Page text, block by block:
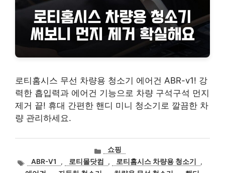
로티홈시스 무선 차량용 청소기 에어건 ABR-v1! 강
력한 흡입력과 에어건 기능으로 차량 구석구석 먼지
제거 끝! 휴대 간편한 핸디 미니 청소기로 깔끔한 차
량 관리하세요.
카
테
고
쇼핑
태
그
ABR-V1 , 로티몰닷컴 , 로티홈시스 차량용 청소기
,